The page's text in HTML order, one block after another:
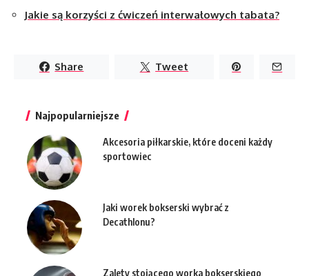
Jakie są korzyści z ćwiczeń interwałowych tabata?
Share Tweet
Najpopularniejsze
Akcesoria piłkarskie, które doceni każdy
sportowiec
Jaki worek bokserski wybrać z
Decathlonu?
Zalety stojącego worka bokserskiego